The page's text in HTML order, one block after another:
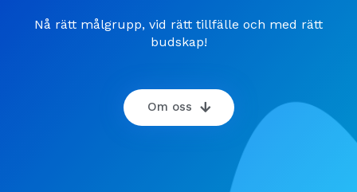
Nå rätt målgrupp, vid rätt tillfälle och med rätt
budskap!
Om oss